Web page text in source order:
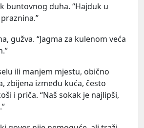
buntovnog duha. “Hajduk u
gužva. “Jagma za kulenom veća
ili manjem mjestu, obično
zbijena između kuća, često
i priča. “Naš sokak je najlipši,